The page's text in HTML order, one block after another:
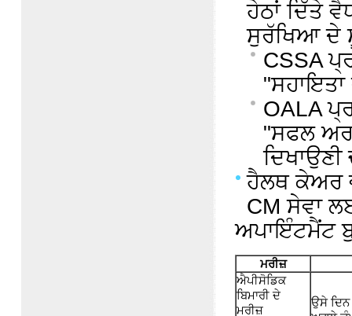
ਹੇਠਾਂ ਦਿੱਤੇ
ਸੁਰੱਖਿਆ ਦੇ
CSSA
"ਸਹਾਇਤਾ
OALA
"ਸਫਲ
ਦਿਖਾਉਣੀ
ਹੈਲਥ ਕੇਅਰ
CM ਸੇਵਾ
ਅਪਾਇੰਟਮੈਂਟ
ਮਰੀਜ਼
ਐਪੀਸੋਡਿਕ
ਬਿਮਾਰੀ ਦੇ
ਮਰੀਜ਼
ਉਸੇ ਦਿਨ